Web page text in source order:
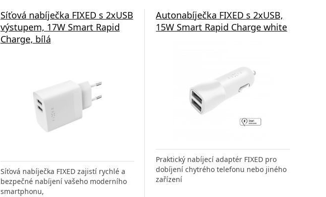
Síťová nabíječka FIXED s 2xUSB
výstupem, 17W Smart Rapid
Charge, bílá
Síťová nabíječka FIXED zajistí rychlé a
bezpečné nabíjení vašeho moderního
smartphonu,
Autonabíječka FIXED s 2xUSB,
15W Smart Rapid Charge white
Praktický nabíjecí adaptér FIXED pro
dobíjení chytrého telefonu nebo jiného
zařízení